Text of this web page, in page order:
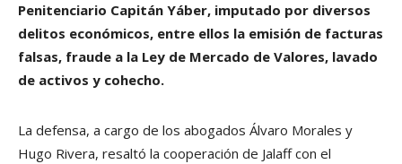
Penitenciario Capitán Yáber, imputado por diversos
delitos económicos, entre ellos la emisión de facturas
falsas, fraude a la Ley de Mercado de Valores, lavado
de activos y cohecho.
La defensa, a cargo de los abogados Álvaro Morales y
Hugo Rivera, resaltó la cooperación de Jalaff con el